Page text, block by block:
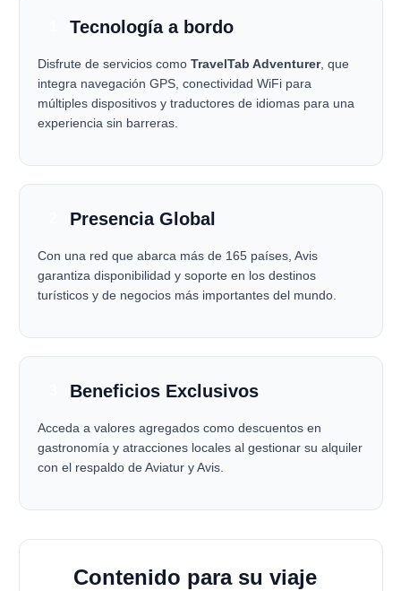
Tecnología a bordo
Disfrute de servicios como TravelTab Adventurer, que
integra navegación GPS, conectividad WiFi para
múltiples dispositivos y traductores de idiomas para una
experiencia sin barreras.
Presencia Global
Con una red que abarca más de 165 países, Avis
garantiza disponibilidad y soporte en los destinos
turísticos y de negocios más importantes del mundo.
Beneficios Exclusivos
Acceda a valores agregados como descuentos en
gastronomía y atracciones locales al gestionar su alquiler
con el respaldo de Aviatur y Avis.
Contenido para su viaje